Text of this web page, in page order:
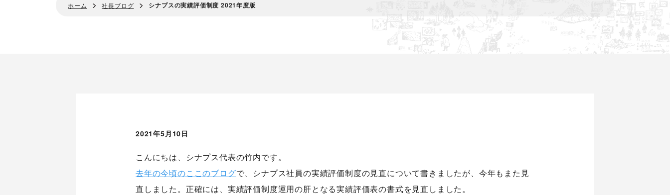
ホーム 社長ブログ シナプスの実績評価制度 2021年度版
2021年5月10日
こんにちは、シナプス代表の竹内です。
去年の今頃のここのブログで、シナプス社員の実績評価制度の見直について書きましたが、今年もまた見
直しました。正確には、実績評価制度運用の肝となる実績評価表の書式を見直しました。